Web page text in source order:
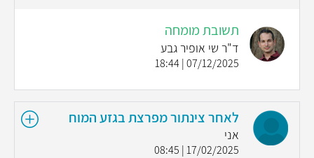
תשובת מומחה
ד"ר שי אופיר גבע
07/12/2025 | 18:44
לאחר צינתור מפרצת בגזע המוח
אני
17/02/2025 | 08:45